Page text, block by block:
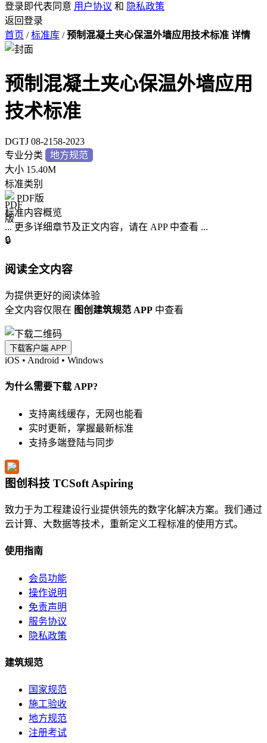
登录即代表同意 用户协议 和 隐私政策
返回登录
首页 / 标准库 / 预制混凝土夹心保温外墙应用技术标准 详情
预制混凝土夹心保温外墙应用
技术标准
DGTJ 08-2158-2023
专业分类
地方规范
大小 15.40M
标准类别
PDF版
标准内容概览
... 更多详细章节及正文内容，请在 APP 中查看 ...
🔒
阅读全文内容
为提供更好的阅读体验
全文内容仅限在 图创建筑规范 APP 中查看
下载客户端 APP
iOS • Android • Windows
为什么需要下载 APP?
支持离线缓存，无网也能看
实时更新，掌握最新标准
支持多端登陆与同步
图创科技 TCSoft Aspiring
致力于为工程建设行业提供领先的数字化解决方案。我们通过
云计算、大数据等技术，重新定义工程标准的使用方式。
使用指南
会员功能
操作说明
免责声明
服务协议
隐私政策
建筑规范
国家规范
施工验收
地方规范
注册考试